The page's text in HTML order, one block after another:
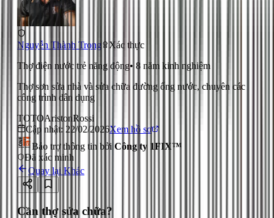
Nguyễn Thành Trọng
Xác thực
Thợ điện nước trẻ năng động• 8 năm kinh nghiệm
Thợ sơn sửa nhà và sửa chữa đường ống nước, chuyên các
công trình dân dụng
TOTOAristonRossi
Cập nhật: 22/02/2026Xem hồ sơ
Bảo trợ thông tin bởi Công ty 1FIX™
Đã xác minh
Quay lại Khác
Cần thợ sửa chữa?